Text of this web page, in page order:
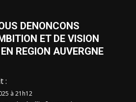
DENONCONS
ET DE VISION
REGION AUVERGNE
:
à 21h12